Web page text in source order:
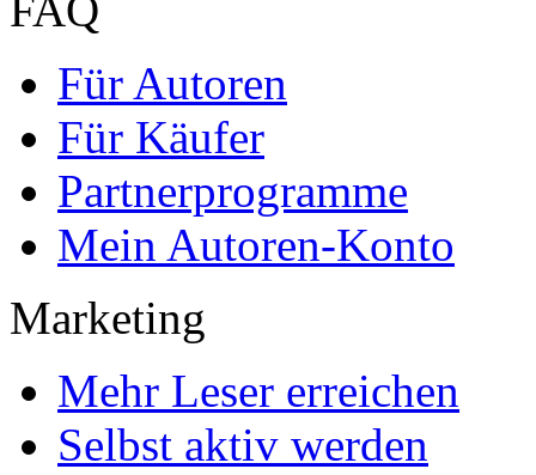
Mehr Leser erreichen
Selbst aktiv werden
Partnerprogramme
Dissertationen
Ihre Dissertation
Dissertation veredeln
Eigenexemplare günstig